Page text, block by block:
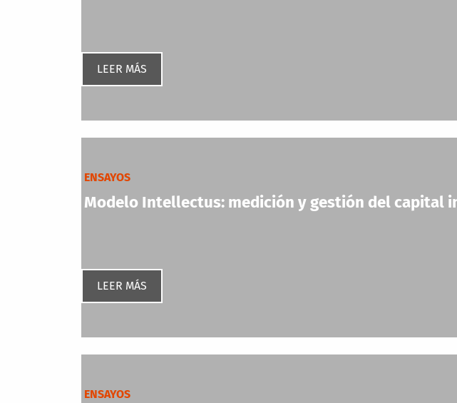
LEER MÁS
ENSAYOS
Modelo Intellectus: medición y gestión del capital
LEER MÁS
ENSAYOS